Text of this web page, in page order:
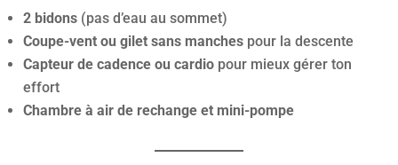
2 bidons(pas d’eau au sommet)
Coupe-vent ou gilet sans manchespour la descente
Capteur de cadence ou cardiopour mieux gérer ton
effort
Chambre à air de rechange et mini-pompe